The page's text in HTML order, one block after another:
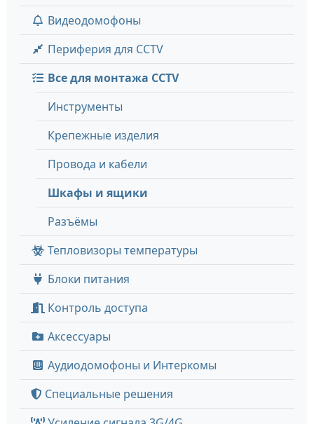
Видеодомофоны
Периферия для CCTV
Все для монтажа CCTV
Инструменты
Крепежные изделия
Провода и кабели
Шкафы и ящики
Разъёмы
Тепловизоры температуры
Блоки питания
Контроль доступа
Аксессуары
Аудиодомофоны и Интеркомы
Специальные решения